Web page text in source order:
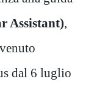
Assistant),
dal 6 luglio